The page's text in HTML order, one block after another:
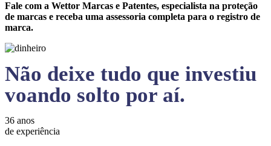
Fale com a Wettor Marcas e Patentes, especialista na proteção
de marcas e receba uma assessoria completa para o registro de
marca.
Não deixe tudo que investiu
voando solto por aí.
36 anos
de experiência